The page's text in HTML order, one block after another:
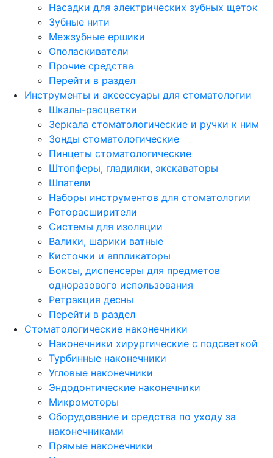
Насадки для электрических зубных щеток
Зубные нити
Межзубные ершики
Ополаскиватели
Прочие средства
Перейти в раздел
Инструменты и аксессуары для стоматологии
Шкалы-расцветки
Зеркала стоматологические и ручки к ним
Зонды стоматологические
Пинцеты стоматологические
Штопферы, гладилки, экскаваторы
Шпатели
Наборы инструментов для стоматологии
Роторасширители
Системы для изоляции
Валики, шарики ватные
Кисточки и аппликаторы
Боксы, диспенсеры для предметов
одноразового использования
Ретракция десны
Перейти в раздел
Стоматологические наконечники
Наконечники хирургические с подсветкой
Турбинные наконечники
Угловые наконечники
Эндодонтические наконечники
Микромоторы
Оборудование и средства по уходу за
наконечниками
Прямые наконечники